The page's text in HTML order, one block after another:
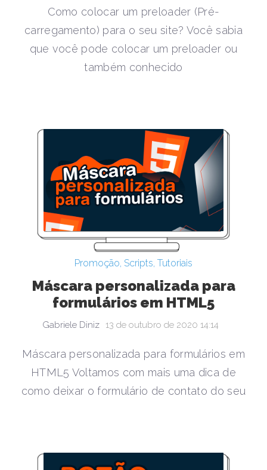
Como colocar um preloader (Pré-
carregamento) para o seu site? Você sabia
que você pode colocar um preloader ou
também conhecido
Promoção, Scripts, Tutoriais
Máscara personalizada para
formulários em HTML5
Gabriele Diniz 13 de outubro de 2020 14:14
Máscara personalizada para formulários em
HTML5 Voltamos com mais uma dica de
como deixar o formulário de contato do seu